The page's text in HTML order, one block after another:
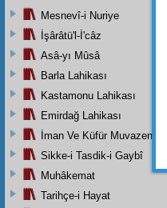
Mesnevî-i Nuriye
İşârâtü'l-İ'câz
Asâ-yı Mûsâ
Barla Lahikası
Kastamonu Lahikası
Emirdağ Lahikası
İman Ve Küfür Muvazeneleri
Sikke-i Tasdik-i Gaybî
Muhâkemat
Tarihçe-i Hayat